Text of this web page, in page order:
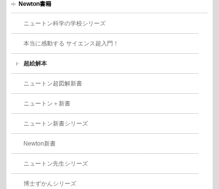
Newton書籍
ニュートン科学の学校シリーズ
本当に感動する サイエンス超入門！
超絵解本
ニュートン超図解新書
ニュートン＋新書
ニュートン新書シリーズ
Newton新書
ニュートン先生シリーズ
博士ずかんシリーズ